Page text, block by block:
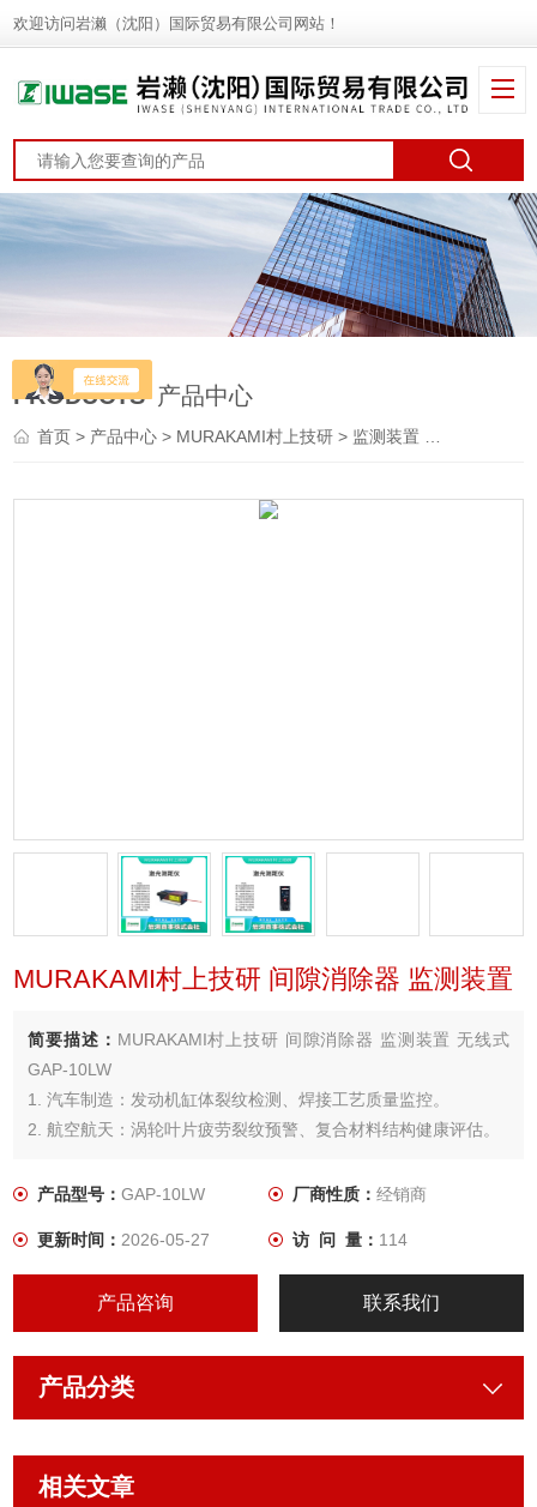
欢迎访问岩濑（沈阳）国际贸易有限公司网站！
PRODUCTS 产品中心
首页> 产品中心 > MURAKAMI村上技研 > 监测装置
MURAKAMI村上技研 间隙消除器 监测装置
简要描述： MURAKAMI村上技研 间隙消除器 监测装置 无线式
GAP-10LW
1. 汽车制造：发动机缸体裂纹检测、焊接工艺质量监控。
2. 航空航天：涡轮叶片疲劳裂纹预警、复合材料结构健康评估。
4. 精密加工：模具微裂纹排查、轴承/齿轮早期失效预防。
产品型号：GAP-10LW 厂商性质： 经销商
更新时间：2026-05-27 访 问 量： 114
产品咨询 联系我们
产品分类
相关文章